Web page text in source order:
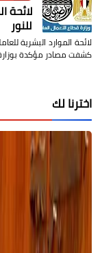
لائحة
للنور
لائحة الموارد البشرية
كشفت مصادر مؤكدة
اخترنا لك